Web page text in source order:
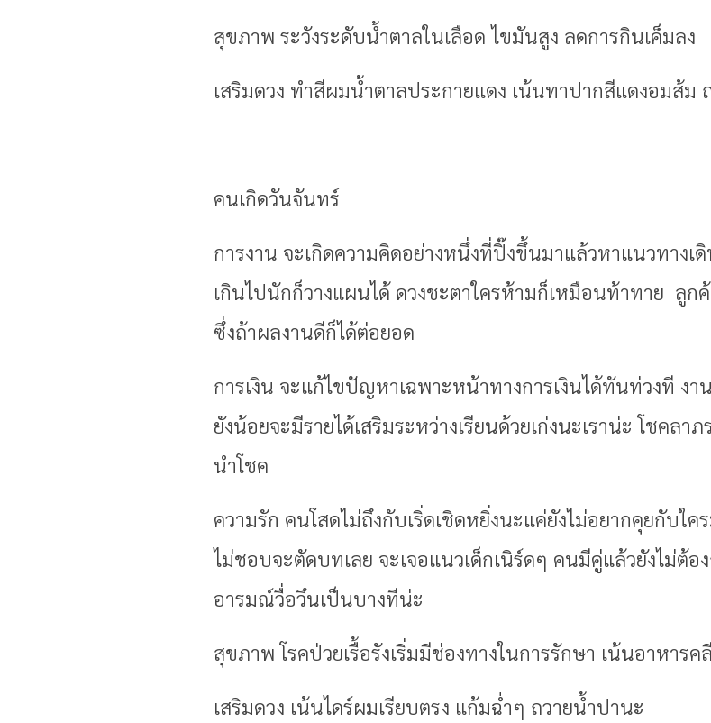
สุขภาพ ระวังระดับน้ำตาลในเลือด ไขมันสูง ลดการกินเค็มลง
เสริมดวง ทำสีผมน้ำตาลประกายแดง เน้นทาปากสีแดงอมส้ม
คนเกิดวันจันทร์
การงาน จะเกิดความคิดอย่างหนึ่งที่ปิ๊งขึ้นมาแล้วหาแนวทางเ
เกินไปนักก็วางแผนได้ ดวงชะตาใครห้ามก็เหมือนท้าทาย ลู
ซึ่งถ้าผลงานดีก็ได้ต่อยอด
การเงิน จะแก้ไขปัญหาเฉพาะหน้าทางการเงินได้ทันท่วงที งา
ยังน้อยจะมีรายได้เสริมระหว่างเรียนด้วยเก่งนะเราน่ะ โชคล
นำโชค
ความรัก คนโสดไม่ถึงกับเริ่ดเชิดหยิ่งนะแค่ยังไม่อยากคุยกับใคร
ไม่ชอบจะตัดบทเลย จะเจอแนวเด็กเนิร์ดๆ คนมีคู่แล้วยังไม่ต้
อารมณ์วื่อวึนเป็นบางทีน่ะ
สุขภาพ โรคป่วยเรื้อรังเริ่มมีช่องทางในการรักษา เน้นอาหารค
เสริมดวง เน้นไดร์ผมเรียบตรง แก้มฉ่ำๆ ถวายน้ำปานะ